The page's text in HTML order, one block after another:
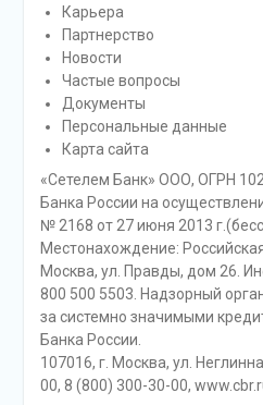
Карьера
Партнерство
Новости
Частые вопросы
Документы
Персональные данные
Карта сайта
«Сетелем Банк» ООО, ОГРН
Банка России на
№ 2168 от 27 июня 2013
Местонахождение:
Москва, ул. Правды, дом 26.
800 500 5503. Надзорный
за системно значимыми
Банка России.
107016, г. Москва, ул.
00, 8 (800) 300-30-00,